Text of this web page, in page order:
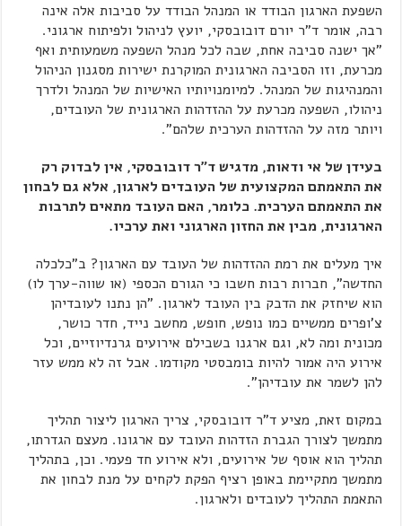
השפעת הארגון הבודד או המנהל הבודד על סביבות אלה אינה
רבה, אומר ד"ר יורם דובובסקי, יועץ לניהול ולפיתוח ארגוני.
"אך ישנה סביבה אחת, שבה לכל מנהל השפעה משמעותית ואף
מכרעת, וזו הסביבה הארגונית המוקרנת ישירות מסגנון הניהול
והמנהיגות של המנהל. למיומנויותיו האישיות של המנהל ולדרך
ניהולו, השפעה מכרעת על ההזדהות הארגונית של העובדים,
ויותר מזה על ההזדהות הערכית שלהם".
בעידן של אי ודאות, מדגיש ד"ר דובובסקי, אין לבדוק רק
את התאמתם המקצועית של העובדים לארגון, אלא גם לבחון
את התאמתם הערכית. כלומר, האם העובד מתאים לתרבות
הארגונית, מבין את החזון הארגוני ואת ערכיו.
איך מעלים את רמת ההזדהות של העובד עם הארגון? ב"כלכלה
החדשה", חברות רבות חשבו כי הגורם הכספי (או שווה-ערך לו)
הוא שיחזק את הדבק בין העובד לארגון. "הן נתנו לעובדיהן
צ'ופרים ממשיים כמו נופש, חופש, מחשב נייד, חדר כושר,
מכונית ומה לא, וגם ארגנו בשבילם אירועים גרנדיוזיים, וכל
אירוע היה אמור להיות בומבסטי מקודמו. אבל זה לא ממש עזר
להן לשמר את עובדיהן".
במקום זאת, מציע ד"ר דובובסקי, צריך הארגון ליצור תהליך
מתמשך לצורך הגברת הזדהות העובד עם ארגונו. מעצם הגדרתו,
תהליך הוא אוסף של אירועים, ולא אירוע חד פעמי. וכן, בתהליך
מתמשך מתקיימת באופן רציף הפקת לקחים על מנת לבחון את
התאמת התהליך לעובדים ולארגון.